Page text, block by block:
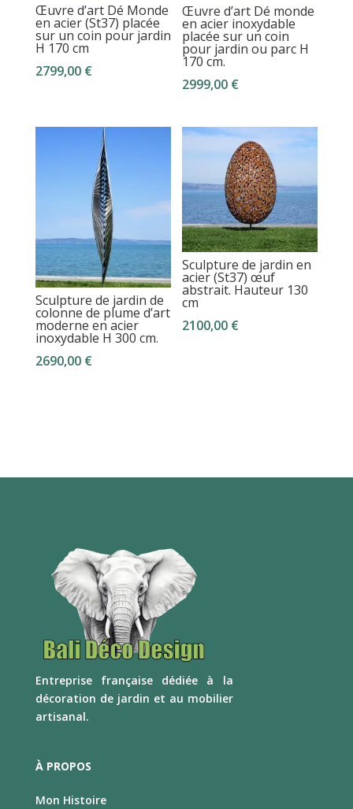
Œuvre d’art Dé Monde
en acier (St37) placée
sur un coin pour jardin
H 170 cm
2799,00 €
Œuvre d’art Dé monde
en acier inoxydable
placée sur un coin
pour jardin ou parc H
170 cm.
2999,00 €
Sculpture de jardin de
colonne de plume d’art
moderne en acier
inoxydable H 300 cm.
2690,00 €
Sculpture de jardin en
acier (St37) œuf
abstrait. Hauteur 130
cm
2100,00 €
Entreprise française dédiée à la
décoration de jardin et au mobilier
artisanal.
À PROPOS
Mon Histoire